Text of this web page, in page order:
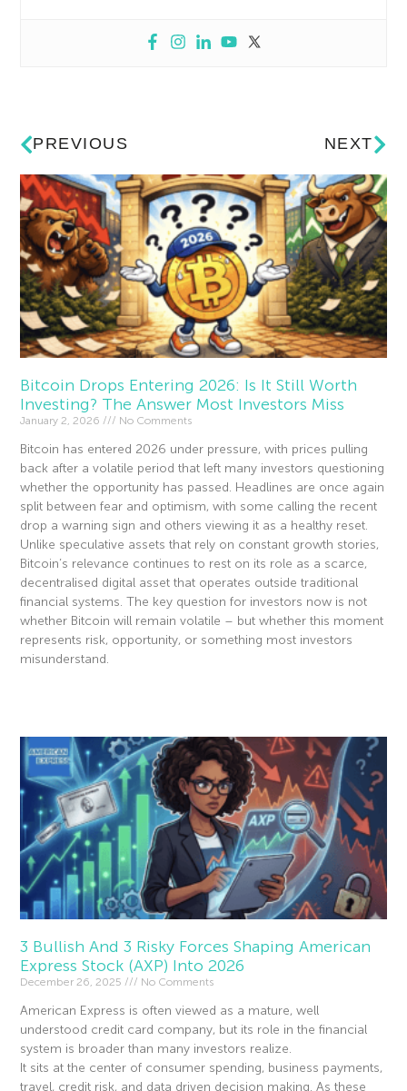
PREVIOUS NEXT
Bitcoin Drops Entering 2026: Is It Still Worth
Investing? The Answer Most Investors Miss
January 2, 2026 No Comments
Bitcoin has entered 2026 under pressure, with prices pulling
back after a volatile period that left many investors questioning
whether the opportunity has passed. Headlines are once again
split between fear and optimism, with some calling the recent
drop a warning sign and others viewing it as a healthy reset.
Unlike speculative assets that rely on constant growth stories,
Bitcoin’s relevance continues to rest on its role as a scarce,
decentralised digital asset that operates outside traditional
financial systems. The key question for investors now is not
whether Bitcoin will remain volatile – but whether this moment
represents risk, opportunity, or something most investors
misunderstand.
3 Bullish And 3 Risky Forces Shaping American
Express Stock (AXP) Into 2026
December 26, 2025 No Comments
American Express is often viewed as a mature, well
understood credit card company, but its role in the financial
system is broader than many investors realize.
It sits at the center of consumer spending, business payments,
travel, credit risk, and data driven decision making. As these